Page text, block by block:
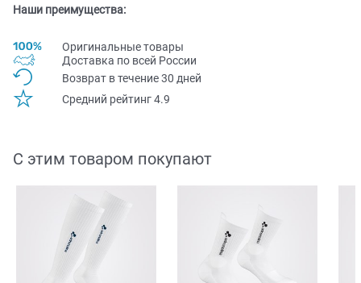
Наши преимущества:
Оригинальные товары
Доставка по всей Pоссии
Возврат в течение 30 дней
Средний рейтинг 4.9
С этим товаром покупают